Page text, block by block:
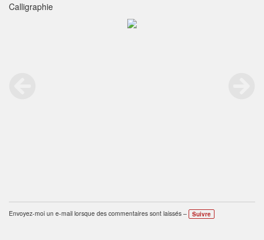
Calligraphie
Envoyez-moi un e-mail lorsque des commentaires sont laissés – Suivre